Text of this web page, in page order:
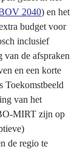
2040) en het
budget voor
inclusief
van de afspraken
en een korte
Toekomstbeeld
van het
MIRT zijn op
de regio te